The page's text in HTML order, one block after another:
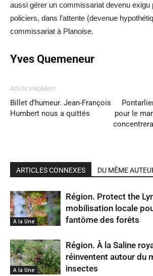
aussi gérer un commissariat devenu exigu
policiers, dans l’attente (devenue
commissariat à Planoise.
Yves Quemeneur
Article précédent
Billet d’humeur. Jean-François
Humbert nous a quittés
pour le
ARTICLES CONNEXES DU MÊME
A la Une
Région. Protect the
mobilisation locale
fantôme des forêts
A la Une
Région. À la Saline
réinventent autour du
insectes